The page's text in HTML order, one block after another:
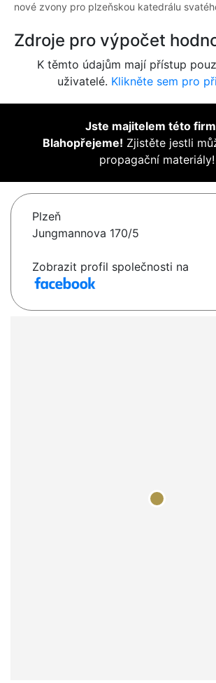
nové zvony pro plzeňskou katedrálu
Zdroje pro výpočet
K těmto údajům mají přístup
uživatelé. Klikněte sem pro
Jste majitelem této
Blahopřejeme! Zjistěte jestli
propagační materiály!
Plzeň
Jungmannova 170/5
Zobrazit profil společnosti na